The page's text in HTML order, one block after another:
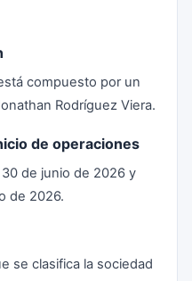
compuesto por un
Rodríguez Viera.
de operaciones
de junio de 2026 y
de 2026.
se clasifica la sociedad